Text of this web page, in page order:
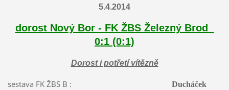
5.4.2014
dorost Nový Bor - FK ŽBS Železný Brod
0:1 (0:1)
Dorost i potřetí vítězně
sestava FK ŽBS B : Ducháček